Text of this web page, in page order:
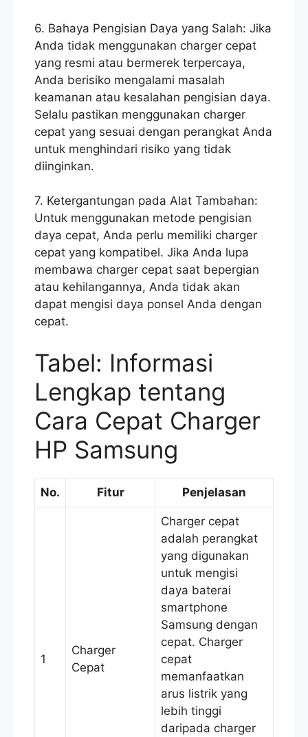
6. Bahaya Pengisian Daya yang Salah: Jika
Anda tidak menggunakan charger cepat
yang resmi atau bermerek terpercaya,
Anda berisiko mengalami masalah
keamanan atau kesalahan pengisian daya.
Selalu pastikan menggunakan charger
cepat yang sesuai dengan perangkat Anda
untuk menghindari risiko yang tidak
diinginkan.
7. Ketergantungan pada Alat Tambahan:
Untuk menggunakan metode pengisian
daya cepat, Anda perlu memiliki charger
cepat yang kompatibel. Jika Anda lupa
membawa charger cepat saat bepergian
atau kehilangannya, Anda tidak akan
dapat mengisi daya ponsel Anda dengan
cepat.
Tabel: Informasi
Lengkap tentang
Cara Cepat Charger
HP Samsung
No. Fitur Penjelasan
1
Charger
Cepat
Charger cepat
adalah perangkat
yang digunakan
untuk mengisi
daya baterai
smartphone
Samsung dengan
cepat. Charger
cepat
memanfaatkan
arus listrik yang
lebih tinggi
daripada charger